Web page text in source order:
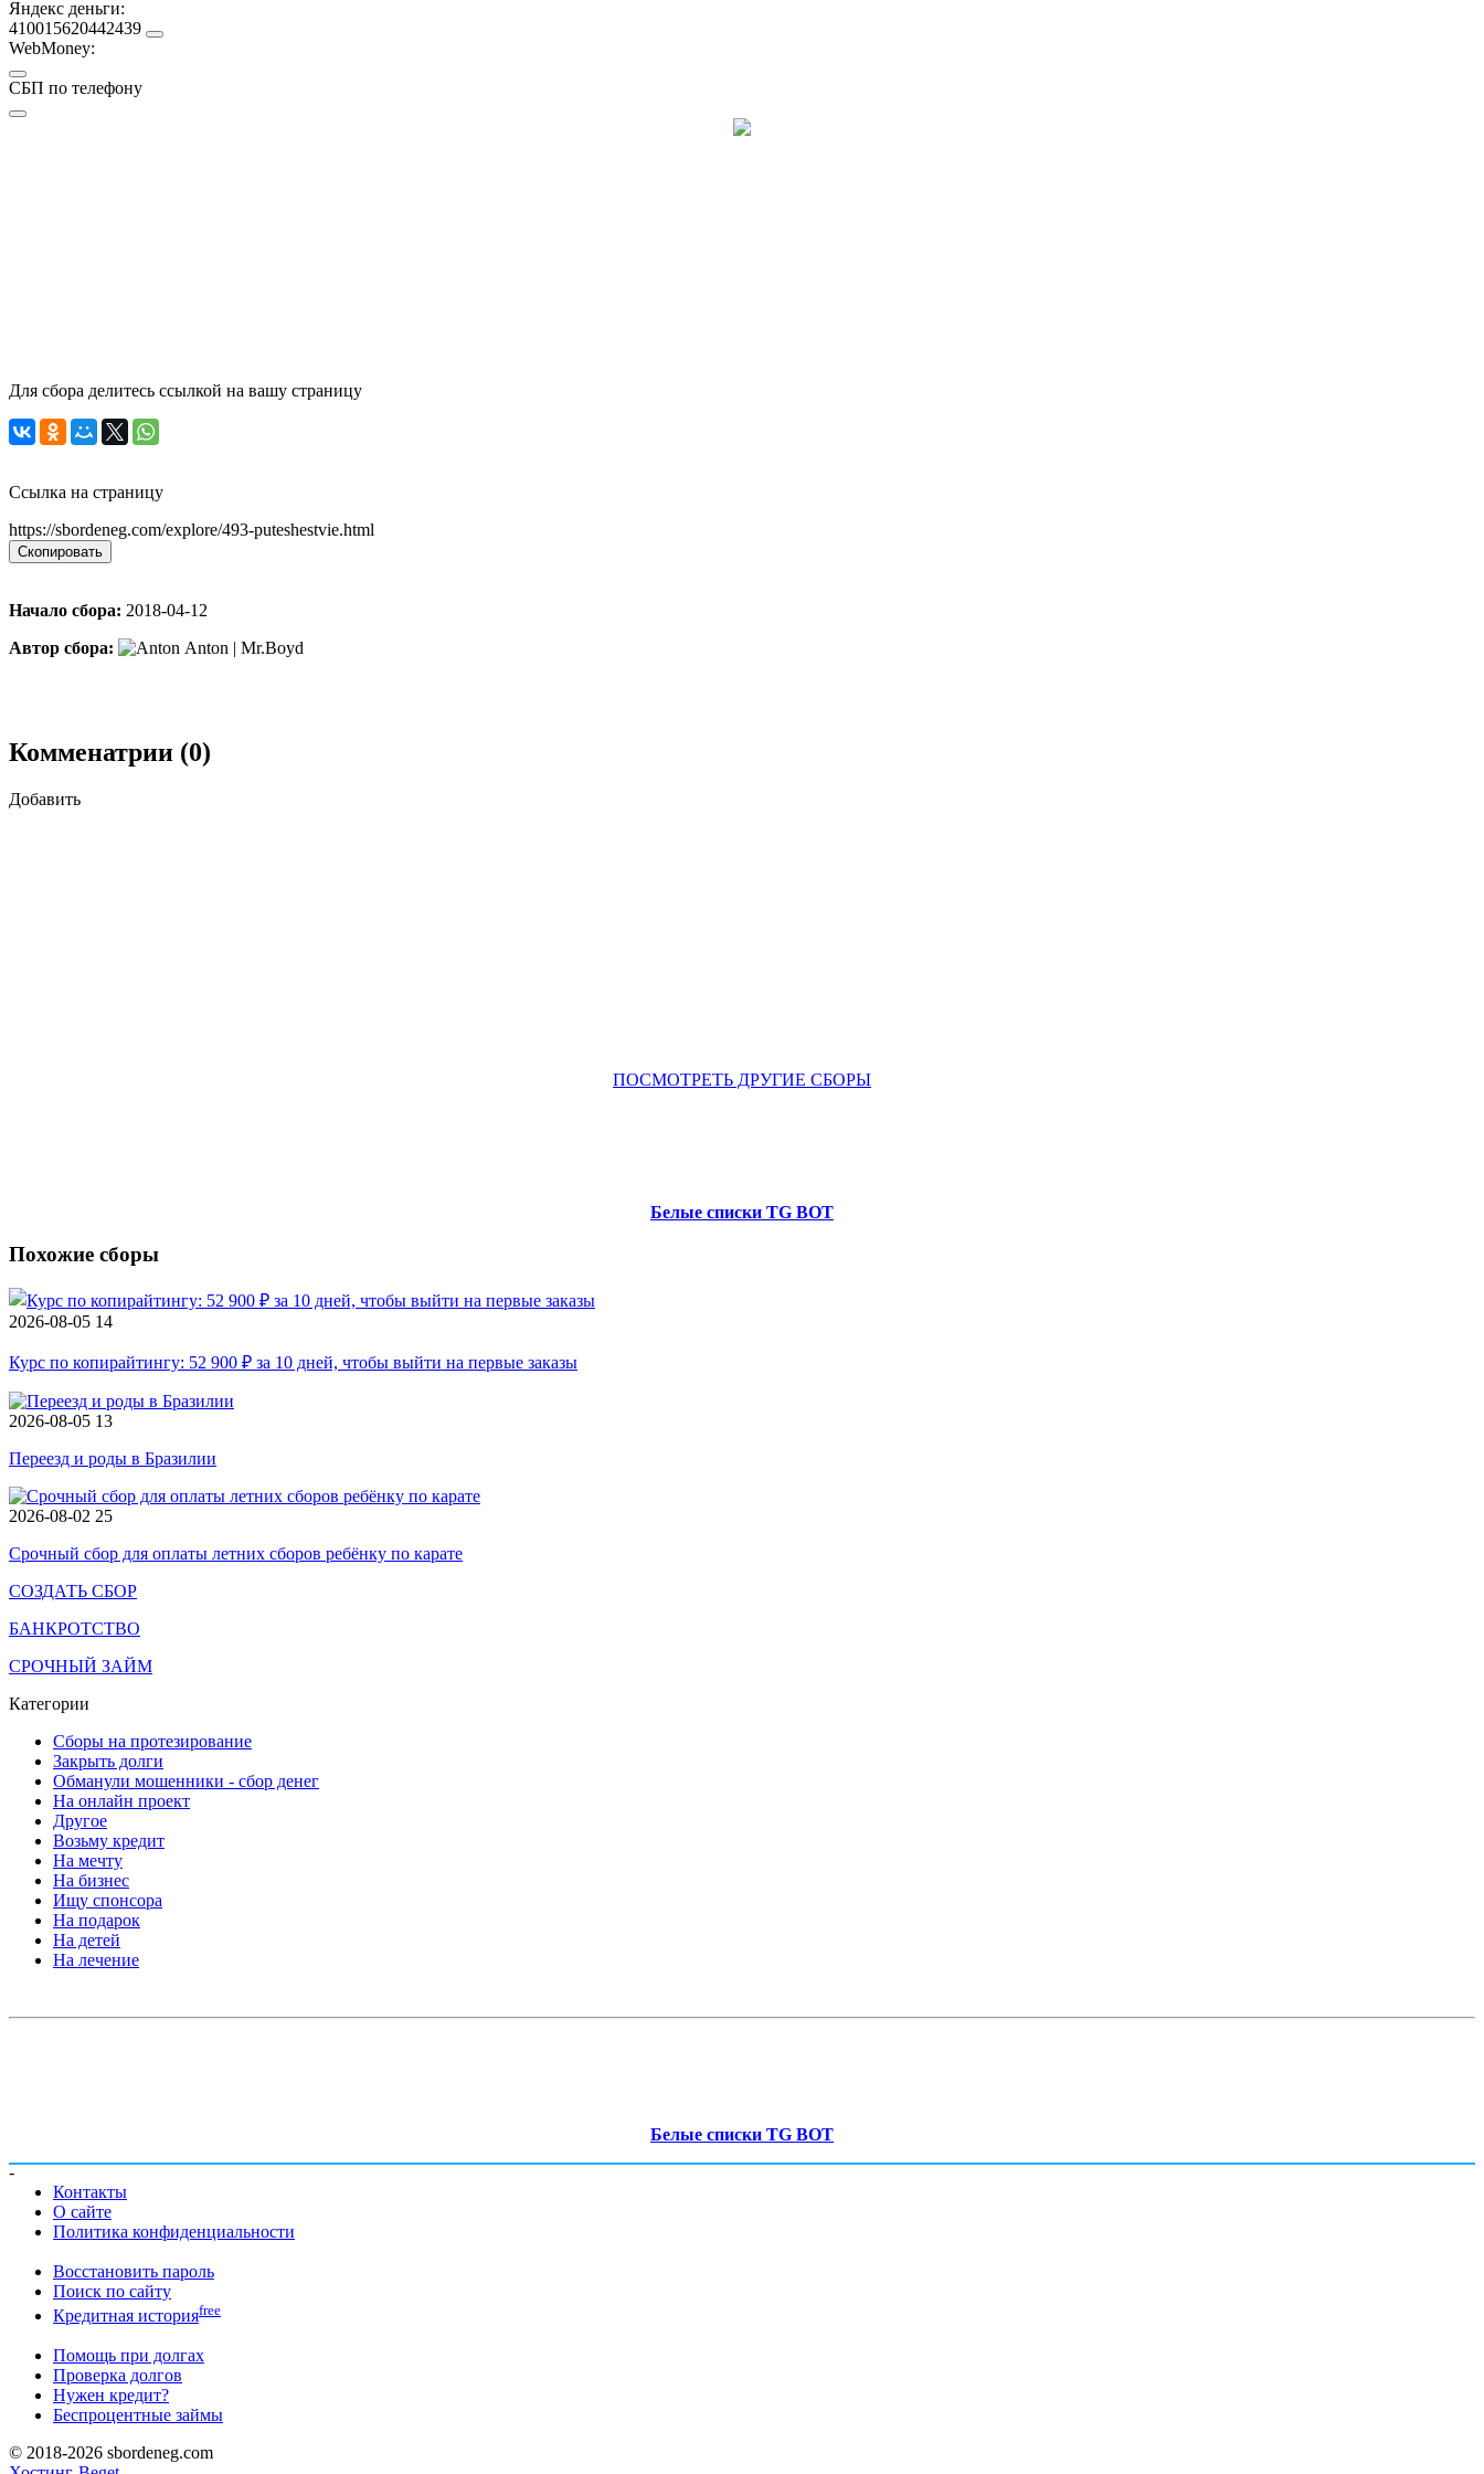
Яндекс деньги:
410015620442439
WebMoney:
СБП по телефону
Для сбора делитесь ссылкой на вашу страницу
Ссылка на страницу
https://sbordeneg.com/explore/493-puteshestvie.html
Скопировать
Начало сбора: 2018-04-12
Автор сбора:
Anton | Mr.Boyd
Комменатрии (0)
Добавить
ПОСМОТРЕТЬ ДРУГИЕ СБОРЫ
Белые списки TG BOT
Похожие сборы
2026-08-05 14
Курс по копирайтингу: 52 900 ₽ за 10 дней, чтобы выйти на первые заказы
2026-08-05 13
Переезд и роды в Бразилии
2026-08-02 25
Срочный сбор для оплаты летних сборов ребёнку по карате
СОЗДАТЬ СБОР
БАНКРОТСТВО
СРОЧНЫЙ ЗАЙМ
Категории
Сборы на протезирование
Закрыть долги
Обманули мошенники - сбор денег
На онлайн проект
Другое
Возьму кредит
На мечту
На бизнес
Ищу спонсора
На подарок
На детей
На лечение
Белые списки TG BOT
-
Контакты
О сайте
Политика конфиденциальности
Восстановить пароль
Поиск по сайту
Кредитная историяfree
Помощь при долгах
Проверка долгов
Нужен кредит?
Беспроцентные займы
© 2018-2026 sbordeneg.com